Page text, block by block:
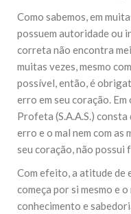
Como sabemos, em
possuem autoridade ou
correta não encontra
muitas vezes, mesmo
possível, então, é
erro em seu coração.
Profeta (S.A.A.S.)
erro e o mal nem com as
seu coração, não possui
Com efeito, a atitude de
começa por si mesmo e
conhecimento e